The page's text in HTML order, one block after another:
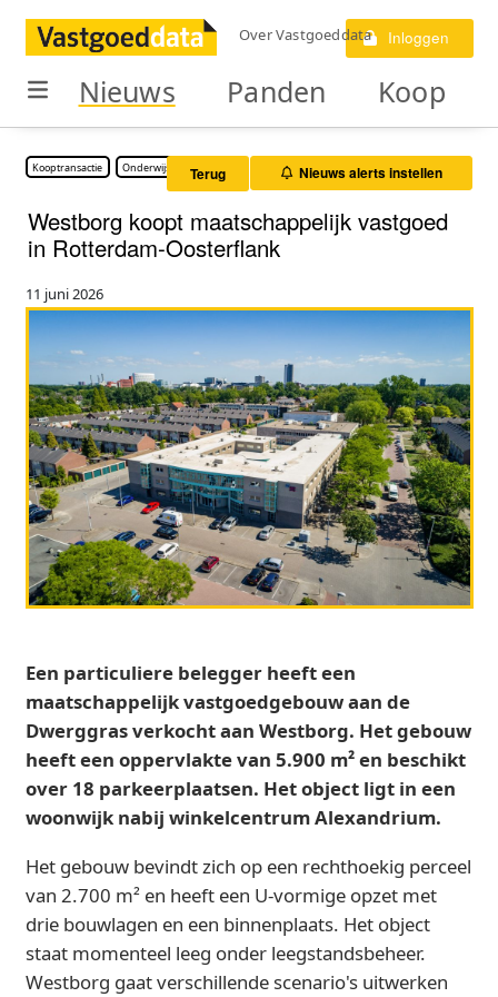
Over Vastgoeddata Inloggen
Nieuws Panden Koop
Kooptransactie Onderwijs vastgoedTerug Nieuws alerts instellen
Westborg koopt maatschappelijk vastgoed
in Rotterdam-Oosterflank
11 juni 2026
Een particuliere belegger heeft een
maatschappelijk vastgoedgebouw aan de
Dwerggras verkocht aan Westborg. Het gebouw
heeft een oppervlakte van 5.900 m² en beschikt
over 18 parkeerplaatsen. Het object ligt in een
woonwijk nabij winkelcentrum Alexandrium.
Het gebouw bevindt zich op een rechthoekig perceel
van 2.700 m² en heeft een U-vormige opzet met
drie bouwlagen en een binnenplaats. Het object
staat momenteel leeg onder leegstandsbeheer.
Westborg gaat verschillende scenario's uitwerken